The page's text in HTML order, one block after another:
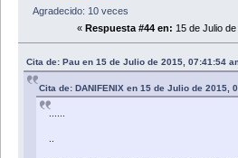
Agradecido: 10 veces
« Respuesta #44 en: 15 de Julio
Cita de: Pau en 15 de Julio de 2015, 07:41:54
Cita de: DANIFENIX en 15 de Julio de 2015,